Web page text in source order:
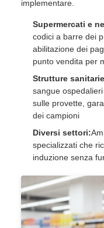
implementare.
Supermercati e
codici a barre dei
abilitazione dei
punto vendita per
Strutture
sangue
sulle provette,
dei campioni
Diversi settori:
specializzati che
induzione senza